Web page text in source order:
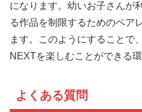
になります。幼いお子さんが
る作品を制限するためのペア
ます。このようにすることで
NEXTを楽しむことができる環
よくある質問